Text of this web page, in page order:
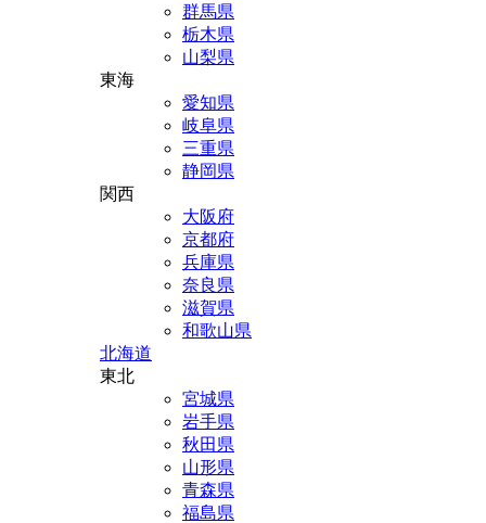
群馬県
栃木県
山梨県
東海
愛知県
岐阜県
三重県
静岡県
関西
大阪府
京都府
兵庫県
奈良県
滋賀県
和歌山県
北海道
東北
宮城県
岩手県
秋田県
山形県
青森県
福島県